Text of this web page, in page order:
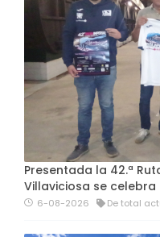
Presentada la 42.ª
Villaviciosa se
6-08-2026 De total